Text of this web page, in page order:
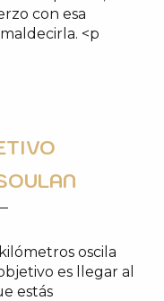
con esa
<p
oscila
es llegar al
estás